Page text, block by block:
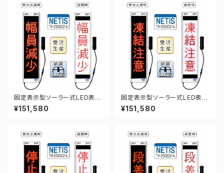
固定表示型ソーラー式LED表示
板 ドットサイン【幅員減少】【NE
TIS登録】
¥151,580
固定表示型ソーラー式LED表示
板 ドットサイン【凍結注意】【NE
TIS登録】
¥151,580